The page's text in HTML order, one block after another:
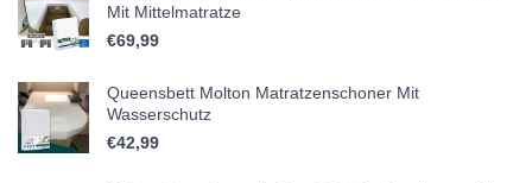
Mit Mittelmatratze
€69,99
Queensbett Molton Matratzenschoner Mit
Wasserschutz
€42,99